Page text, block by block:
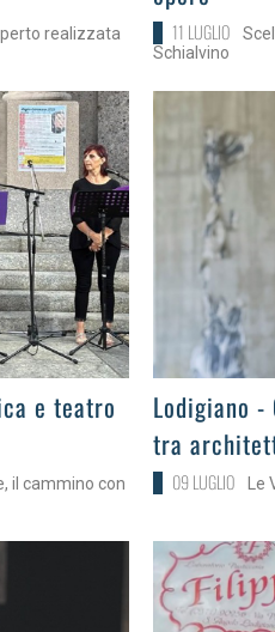
realizzata
11 LUGLIO
Schialvino
e teatro
il cammino con
>Lodigiano
tra
09 LUGLIO Le